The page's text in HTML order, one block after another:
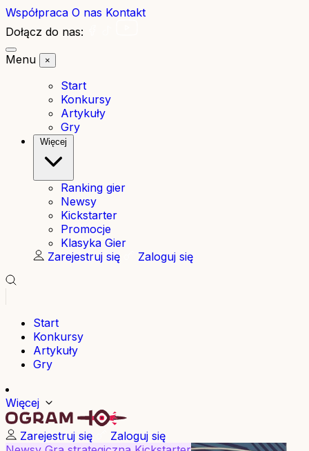
Współpraca O nas Kontakt
Dołącz do nas:
Menu
×
Start
Konkursy
Artykuły
Gry
Więcej
Ranking gier
Newsy
Kickstarter
Promocje
Klasyka Gier
Zarejestruj się
Zaloguj się
Start
Konkursy
Artykuły
Gry
Więcej
Zarejestruj się
Zaloguj się